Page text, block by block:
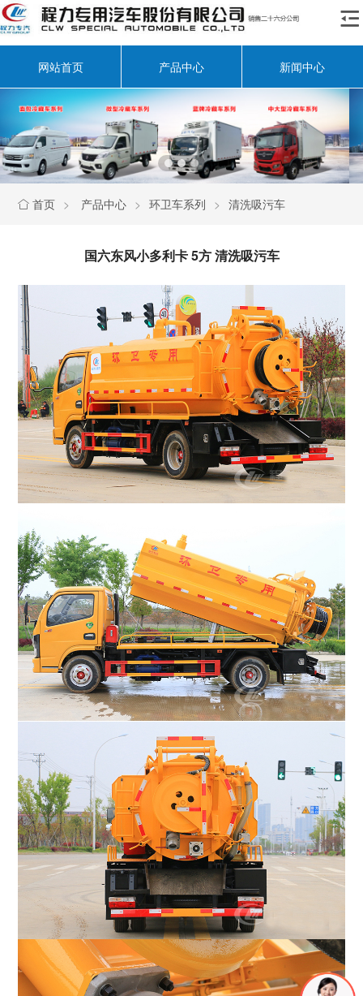

网站首页 产品中心 新闻中心
 首页 > 产品中心 > 环卫车系列 > 清洗吸污车
国六东风小多利卡 5方 清洗吸污车